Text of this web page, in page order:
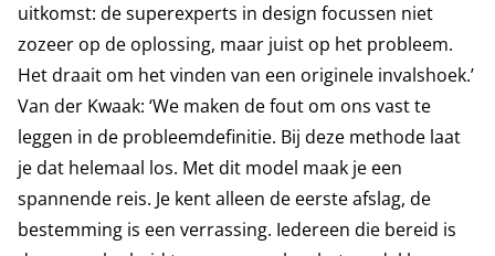
uitkomst: de superexperts in design focussen niet
zozeer op de oplossing, maar juist op het probleem.
Het draait om het vinden van een originele invalshoek.’
Van der Kwaak: ‘We maken de fout om ons vast te
leggen in de probleemdefinitie. Bij deze methode laat
je dat helemaal los. Met dit model maak je een
spannende reis. Je kent alleen de eerste afslag, de
bestemming is een verrassing. Iedereen die bereid is